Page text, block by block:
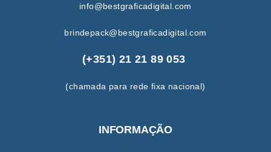
INFORMAÇÃO
info@bestgraficadigital.com
brindepack@bestgraficadigital.com
(+351) 21 21 89 053
(chamada para rede fixa nacional)